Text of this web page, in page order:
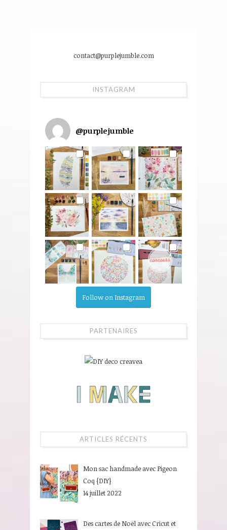
contact@purplejumble.com
INSTAGRAM
@purplejumble
Follow on Instagram
PARTENAIRES
ARTICLES RÉCENTS
Mon sac handmade avec Pigeon
Coq {DIY}
14 juillet 2022
Des cartes de Noël avec Cricut et